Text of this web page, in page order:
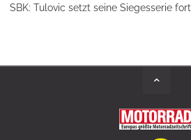
SBK: Tulovic setzt seine Siegesserie fort
Back